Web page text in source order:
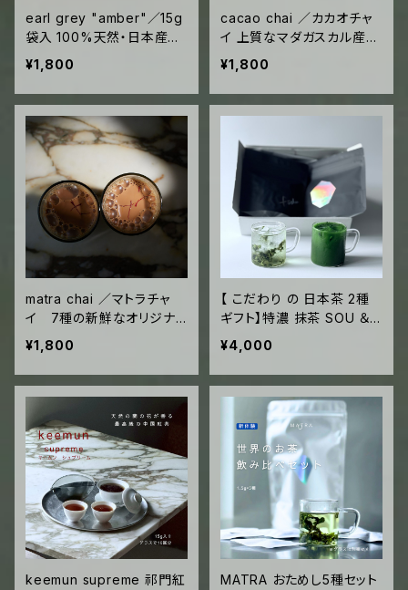
earl grey "amber"／15g
袋入 100%天然・日本産
甘く、深く透き通る 尾道産
ベルガモット×宮崎産高地
和紅茶 ("glass"10回分)
¥1,800
cacao chai ／カカオチャ
イ 上質なマダガスカル産カ
カオと黒胡椒、セイロンシナ
モンを使用した冬のチャ
イ 60g袋入
¥1,800
matra chai ／マトラチャ
イ 7種の新鮮なオリジナ
ルスパイス使用 スープのよ
うな究極のチャイ マトラ
チャイミックス 60g袋入
¥1,800
【 こだわり の 日本茶 2種
ギフト】特濃 抹茶 SOU ＆
香り高い 釜炒り茶 fushun
¥4,000
keemun supreme 祁門紅
MATRA おためし5種セット